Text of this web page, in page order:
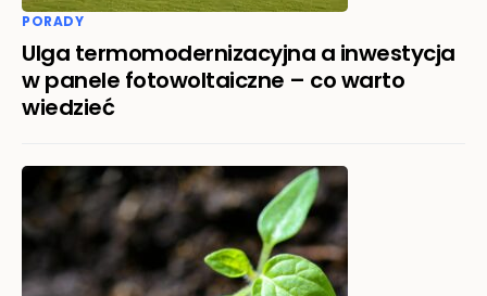
PORADY
Ulga termomodernizacyjna a inwestycja
w panele fotowoltaiczne – co warto
wiedzieć